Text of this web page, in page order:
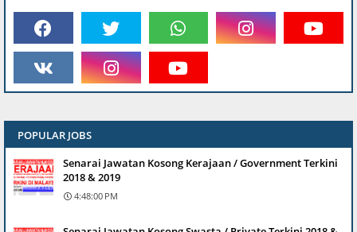
POPULAR JOBS
Senarai Jawatan Kosong Kerajaan / Government Terkini
2018 & 2019
4:48:00 PM